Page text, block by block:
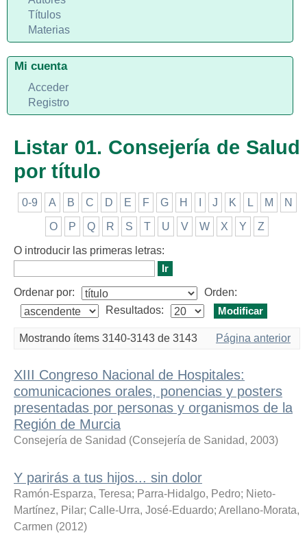
Listar 01. Consejería de Salud
por título
0-9 A B C D E F G H J K L M N
O P Q R S T U V W X Y Z
O introducir las primeras letras:
Ordenar por:
Orden:
Resultados:
Mostrando ítems 3140-3143 de 3143 Página anterior
XIII Congreso Nacional de Hospitales:
comunicaciones orales, ponencias y posters
presentadas por personas y organismos de la
Región de Murcia
Consejería de Sanidad (Consejería de Sanidad, 2003)
Y parirás a tus hijos... sin dolor
Ramón-Esparza, Teresa; Parra-Hidalgo, Pedro; Nieto-
Martínez, Pilar; Calle-Urra, José-Eduardo; Arellano-Morata,
Carmen (2012)
Títulos
Materias
Mi cuenta
Acceder
Registro